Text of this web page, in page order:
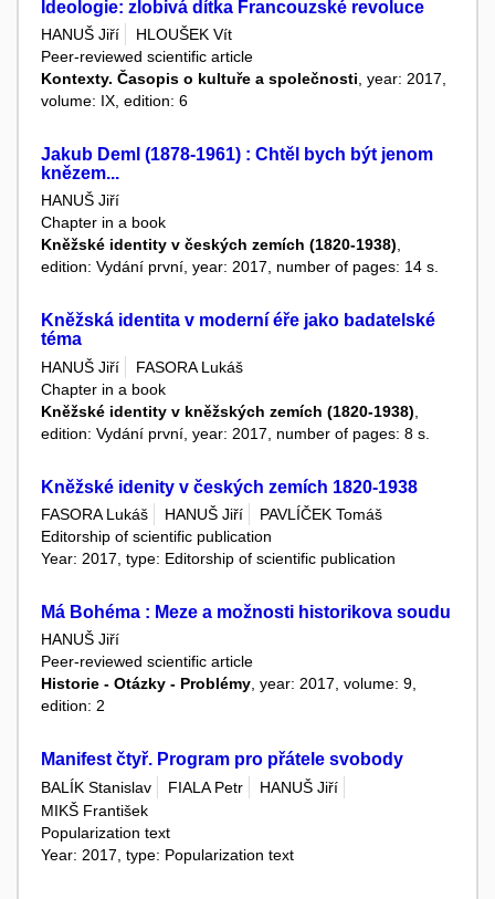
Ideologie: zlobivá dítka Francouzské revoluce
HANUŠ Jiří
HLOUŠEK Vít
Peer-reviewed scientific article
Kontexty. Časopis o kultuře a společnosti , year: 2017,
volume: IX, edition: 6
Jakub Deml (1878-1961) : Chtěl bych být jenom
knězem...
HANUŠ Jiří
Chapter in a book
Kněžské identity v českých zemích (1820-1938),
edition: Vydání první, year: 2017, number of pages: 14 s.
Kněžská identita v moderní éře jako badatelské
téma
HANUŠ Jiří
FASORA Lukáš
Chapter in a book
Kněžské identity v kněžských zemích (1820-1938)
edition: Vydání první, year: 2017, number of pages: 8 s.
Kněžské idenity v českých zemích 1820-1938
FASORA Lukáš HANUŠ Jiří
PAVLÍČEK Tomáš
Editorship of scientific publication
Year: 2017, type: Editorship of scientific publication
Má Bohéma : Meze a možnosti historikova soudu
HANUŠ Jiří
Peer-reviewed scientific article
Historie - Otázky - Problémy, year: 2017, volume: 9,
edition: 2
Manifest čtyř. Program pro přátele svobody
BALÍK Stanislav FIALA Petr
HANUŠ Jiří
MIKŠ František
Popularization text
Year: 2017, type: Popularization text